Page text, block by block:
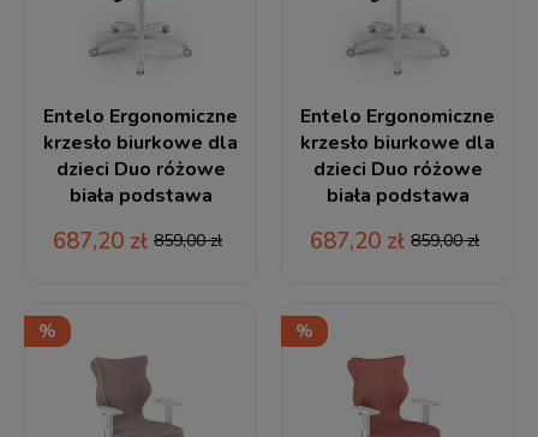
Entelo Ergonomiczne
krzesło biurkowe dla
dzieci Duo różowe
biała podstawa
687,20 zł 859,00 zł
Entelo Ergonomiczne
krzesło biurkowe dla
dzieci Duo różowe
biała podstawa
687,20 zł 859,00 zł